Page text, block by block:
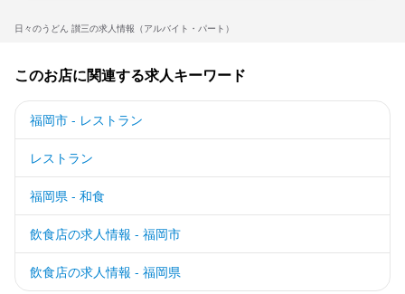
日々のうどん 讃三の求人情報（アルバイト・パート）
このお店に関連する求人キーワード
福岡市 - レストラン
レストラン
福岡県 - 和食
飲食店の求人情報 - 福岡市
飲食店の求人情報 - 福岡県